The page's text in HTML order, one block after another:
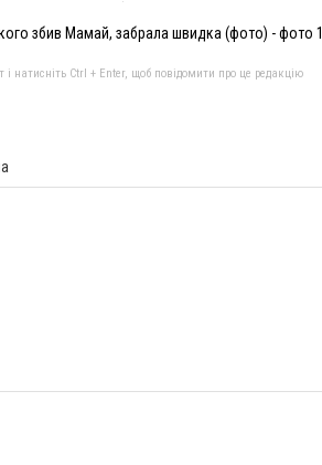
збив Мамай, забрала швидка (фото) - фото 1
натисніть Ctrl + Enter, щоб повідомити про це редакцію